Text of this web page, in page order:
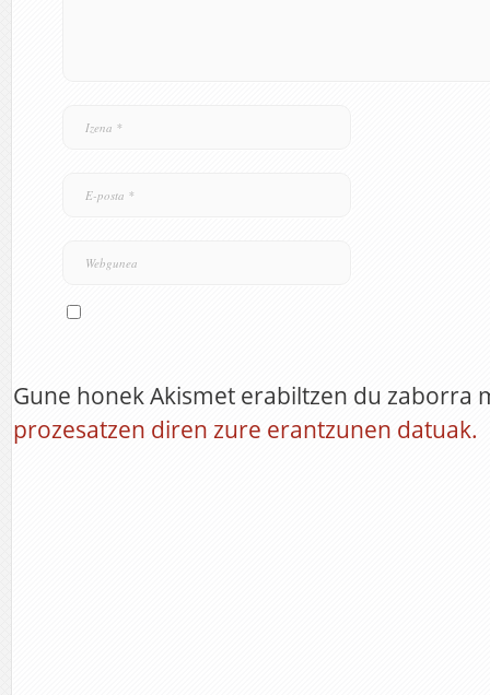
Gune honek Akismet erabiltzen du zaborra
prozesatzen diren zure erantzunen datuak.